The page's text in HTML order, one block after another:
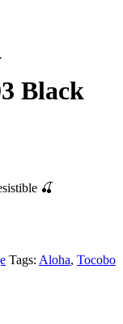
Black
🍒
Tags: Aloha, Tocobo